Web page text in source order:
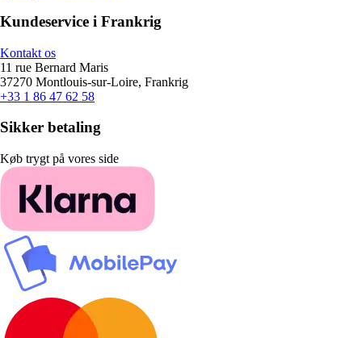
Kundeservice i Frankrig
Kontakt os
11 rue Bernard Maris
37270 Montlouis-sur-Loire, Frankrig
+33 1 86 47 62 58
Sikker betaling
Køb trygt på vores side